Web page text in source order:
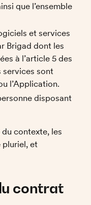
que l’ensemble
et services
Brigad dont les
à l’article 5 des
services sont
l’Application.
disposant
contexte, les
pluriel, et
contrat